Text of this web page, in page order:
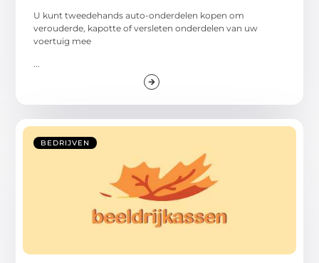
U kunt tweedehands auto-onderdelen kopen om
verouderde, kapotte of versleten onderdelen van uw
voertuig mee
...
BEDRIJVEN